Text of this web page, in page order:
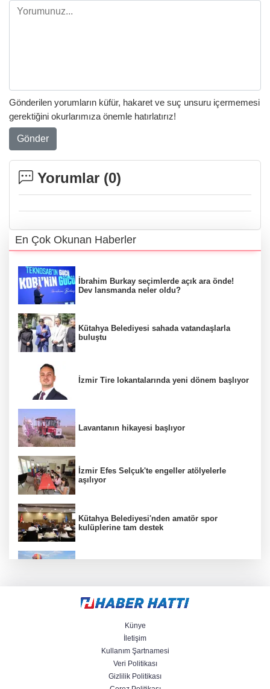
Gönderilen yorumların küfür, hakaret ve suç unsuru içermemesi
gerektiğini okurlarımıza önemle hatırlatırız!
Gönder
Yorumlar (0)
En Çok Okunan Haberler
İbrahim Burkay seçimlerde açık ara önde!
Dev lansmanda neler oldu?
Kütahya Belediyesi sahada vatandaşlarla
buluştu
İzmir Tire lokantalarında yeni dönem başlıyor
Lavantanın hikayesi başlıyor
İzmir Efes Selçuk'te engeller atölyelerle
aşılıyor
Kütahya Belediyesi'nden amatör spor
kulüplerine tam destek
Konserleri start aldı
Mühendis Tek-Sen Bayındırlık’tan tarihi adım:
İlk şube Diyarbakır’da açıldı
Künye
İletişim
Kullanım Şartnamesi
Veri Politikası
Gizlilik Politikası